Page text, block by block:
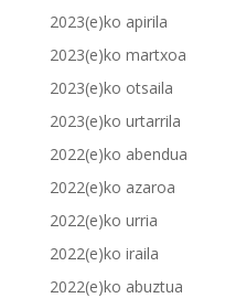
2023(e)ko apirila
2023(e)ko martxoa
2023(e)ko otsaila
2023(e)ko urtarrila
2022(e)ko abendua
2022(e)ko azaroa
2022(e)ko urria
2022(e)ko iraila
2022(e)ko abuztua